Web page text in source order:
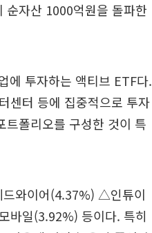
순자산 1000억원을 돌파한
에 투자하는 액티브 ETF다.
센터 등에 집중적으로 투자
트폴리오를 구성한 것이 특
와이어(4.37%) △인튜이
일(3.92%) 등이다. 특히